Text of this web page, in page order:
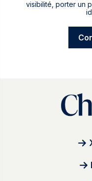
visibilité, porter un